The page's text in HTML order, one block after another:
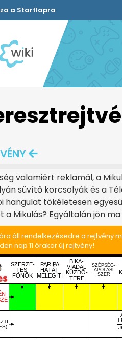
a Startlapra
valamiért reklamál, a
süvítő korcsolyák és a
hangulat tökéletesen
a Mikulás? Egyáltalán jön
áll rendelkezésedre a rejtvény
nap 11 órakor új rejtvény!
SZERZE-
TES-
FÕNÖK
PARIPA
HÁTÁT
MELEGÍTI
BIKA-
VIADAL
KÜZDÕ-
TERE
SZÉPSÉG-
ÁPOLÁSI
SZER